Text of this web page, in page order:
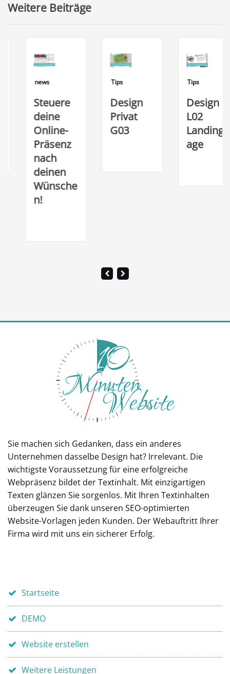
Weitere Beiträge
Steuere
deine
Online-
Präsenz
nach
deinen
Wünsche
Design
Privat
G03
Design
Landingp
age
Sie machen sich Gedanken, dass ein anderes
Unternehmen dasselbe Design hat? Irrelevant. Die
wichtigste Voraussetzung für eine erfolgreiche
Webpräsenz bildet der Textinhalt. Mit einzigartigen
Texten glänzen Sie sorgenlos. Mit Ihren Textinhalten
überzeugen Sie dank unseren SEO-optimierten
Website-Vorlagen jeden Kunden. Der Webauftritt Ihrer
Firma wird mit uns ein sicherer Erfolg.
Startseite
DEMO
Website erstellen
Weitere Leistungen